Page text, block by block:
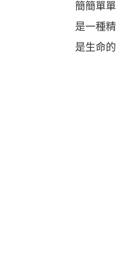
簡簡單
是一種
是生命